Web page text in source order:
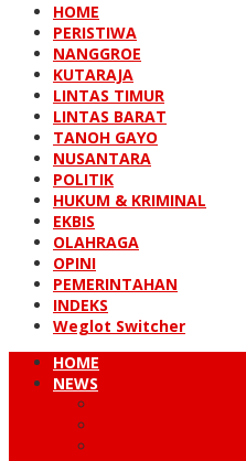
HOME
PERISTIWA
NANGGROE
KUTARAJA
LINTAS TIMUR
LINTAS BARAT
TANOH GAYO
NUSANTARA
POLITIK
HUKUM & KRIMINAL
EKBIS
OLAHRAGA
OPINI
PEMERINTAHAN
INDEKS
Weglot Switcher
HOME
NEWS